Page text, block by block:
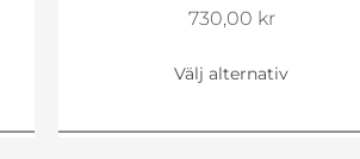
730,00 kr
Välj alternativ